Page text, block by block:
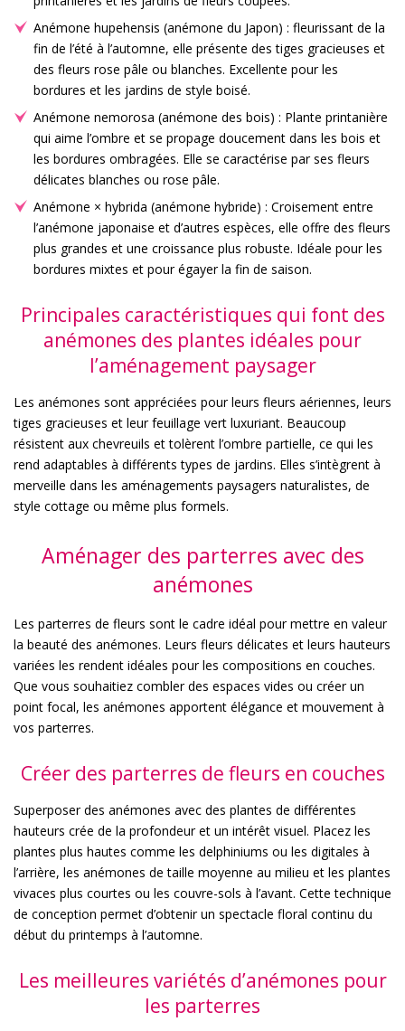
Anémone hupehensis (anémone du Japon) : fleurissant de la
fin de l’été à l’automne, elle présente des tiges gracieuses et
des fleurs rose pâle ou blanches. Excellente pour les
bordures et les jardins de style boisé.
Anémone nemorosa (anémone des bois) : Plante printanière
qui aime l’ombre et se propage doucement dans les bois et
les bordures ombragées. Elle se caractérise par ses fleurs
délicates blanches ou rose pâle.
Anémone × hybrida (anémone hybride) : Croisement entre
l’anémone japonaise et d’autres espèces, elle offre des fleurs
plus grandes et une croissance plus robuste. Idéale pour les
bordures mixtes et pour égayer la fin de saison.
Principales caractéristiques qui font des
anémones des plantes idéales pour
l’aménagement paysager
Les anémones sont appréciées pour leurs fleurs aériennes, leurs
tiges gracieuses et leur feuillage vert luxuriant. Beaucoup
résistent aux chevreuils et tolèrent l’ombre partielle, ce qui les
rend adaptables à différents types de jardins. Elles s’intègrent à
merveille dans les aménagements paysagers naturalistes, de
style cottage ou même plus formels.
Aménager des parterres avec des
anémones
Les parterres de fleurs sont le cadre idéal pour mettre en valeur
la beauté des anémones. Leurs fleurs délicates et leurs hauteurs
variées les rendent idéales pour les compositions en couches.
Que vous souhaitiez combler des espaces vides ou créer un
point focal, les anémones apportent élégance et mouvement à
vos parterres.
Créer des parterres de fleurs en couches
Superposer des anémones avec des plantes de différentes
hauteurs crée de la profondeur et un intérêt visuel. Placez les
plantes plus hautes comme les delphiniums ou les digitales à
l’arrière, les anémones de taille moyenne au milieu et les plantes
vivaces plus courtes ou les couvre-sols à l’avant. Cette technique
de conception permet d’obtenir un spectacle floral continu du
début du printemps à l’automne.
Les meilleures variétés d’anémones pour
les parterres